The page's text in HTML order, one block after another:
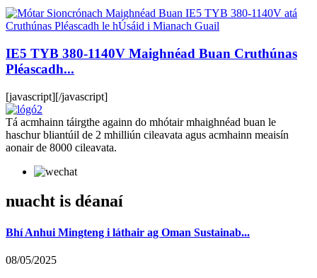
IE5 TYB 380-1140V Maighnéad Buan Cruthúnas
Pléascadh...
[javascript][/javascript]
Tá acmhainn táirgthe againn do mhótair mhaighnéad buan le
haschur bliantúil de 2 mhilliún cileavata agus acmhainn meaisín
aonair de 8000 cileavata.
nuacht is déanaí
Bhí Anhui Mingteng i láthair ag Oman Sustainab...
08/05/2025